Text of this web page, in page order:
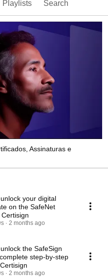
Playlists Search
Assinaturas e
your digital
on the SafeNet
2 months ago
the SafeSign
step-by-step
2 months ago